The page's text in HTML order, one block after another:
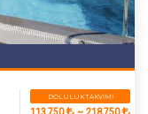
DOLULUK TAKVIMI